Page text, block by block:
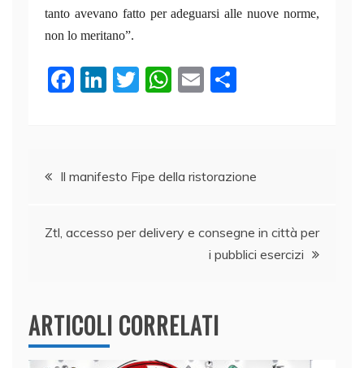
tanto avevano fatto per adeguarsi alle nuove norme,
non lo meritano”.
F
b
o
Li
dI
T
W
A
p
E
vi
Navigazione
Il manifesto Fipe della ristorazione
Ztl, accesso per delivery e consegne in città per
i pubblici esercizi
ARTICOLI CORRELATI